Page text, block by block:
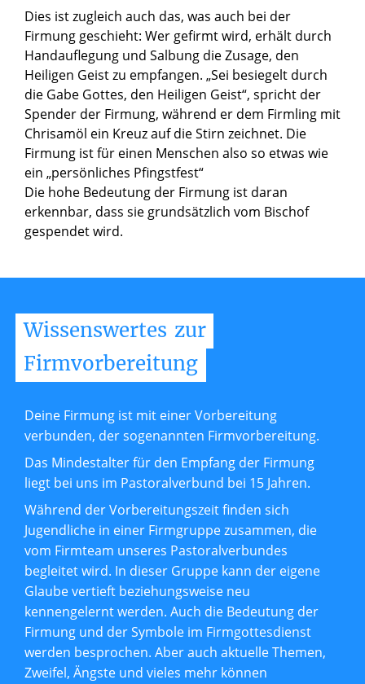
Dies ist zugleich auch das, was auch bei der
Firmung geschieht: Wer gefirmt wird, erhält durch
Handauflegung und Salbung die Zusage, den
Heiligen Geist zu empfangen. „Sei besiegelt durch
die Gabe Gottes, den Heiligen Geist“, spricht der
Spender der Firmung, während er dem Firmling mit
Chrisamöl ein Kreuz auf die Stirn zeichnet. Die
Firmung ist für einen Menschen also so etwas wie
ein „persönliches Pfingstfest“
Die hohe Bedeutung der Firmung ist daran
erkennbar, dass sie grundsätzlich vom Bischof
gespendet wird.
Wissenswertes zur
Firmvorbereitung
Deine Firmung ist mit einer Vorbereitung
verbunden, der sogenannten Firmvorbereitung.
Das Mindestalter für den Empfang der Firmung
liegt bei uns im Pastoralverbund bei 15 Jahren.
Während der Vorbereitungszeit finden sich
Jugendliche in einer Firmgruppe zusammen, die
vom Firmteam unseres Pastoralverbundes
begleitet wird. In dieser Gruppe kann der eigene
Glaube vertieft beziehungsweise neu
kennengelernt werden. Auch die Bedeutung der
Firmung und der Symbole im Firmgottesdienst
werden besprochen. Aber auch aktuelle Themen,
Zweifel, Ängste und vieles mehr können